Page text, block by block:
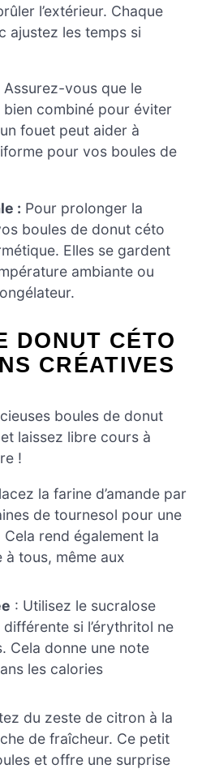
l’extérieur. Chaque
ajustez les temps si
Assurez-vous que le
combiné pour éviter
fouet peut aider à
pour vos boules de
: Pour prolonger la
boules de donut céto
Elles se gardent
ambiante ou
DONUT CÉTO
CRÉATIVES
boules de donut
laissez libre cours à
!
la farine d’amande par
de tournesol pour une
rend également la
tous, même aux
: Utilisez le sucralose
si l’érythritol ne
Cela donne une note
les calories
du zeste de citron à la
de fraîcheur. Ce petit
et offre une surprise